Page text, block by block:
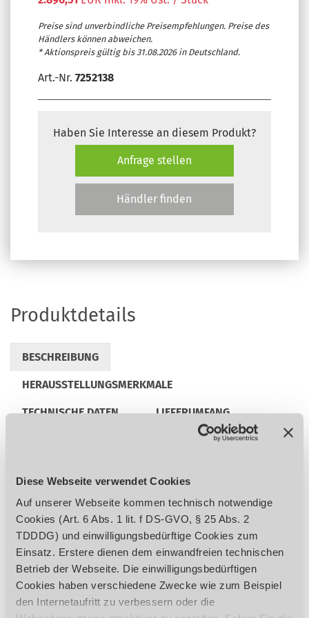
Diese Webseite verwendet Cookies
Auf unserer Webseite kommen technisch notwendige
Cookies (Art. 6 Abs. 1 lit. f DS-GVO, § 25 Abs. 2
TDDDG) und einwilligungsbedürftige Cookies zum
Einsatz. Erstere dienen dem einwandfreien technischen
Betrieb der Webseite. Die einwilligungsbedürftigen
Cookies haben verschiedene Zwecke wie zum Beispiel
den Internetaufritt zu verbessern oder die
Preise sind unverbindliche Preisempfehlungen. Preise des
Händlers können abweichen.
* Aktionspreis gültig bis 31.08.2026 in Deutschland.
Art.-Nr. 7252138
Haben Sie Interesse an diesem Produkt?
Anfrage stellen
Händler finden
Produktdetails
BESCHREIBUNG
HERAUSSTELLUNGSMERKMALE
TECHNISCHE DATEN LIEFERUMFANG
Ideal für die Reinigung von Hartböden und
Teppichen
Reinigung in engen Räumen z.B. in Büros